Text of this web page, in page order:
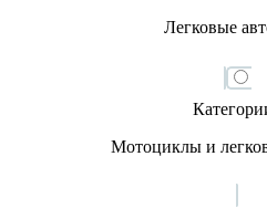
Легковые
Мотоциклы и